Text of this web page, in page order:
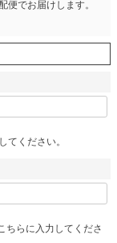
便でお届けします。
てください。
ちらに入力してくださ